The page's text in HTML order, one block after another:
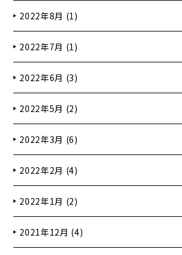
2022年8月 (1)
2022年7月 (1)
2022年6月 (3)
2022年5月 (2)
2022年3月 (6)
2022年2月 (4)
2022年1月 (2)
2021年12月 (4)